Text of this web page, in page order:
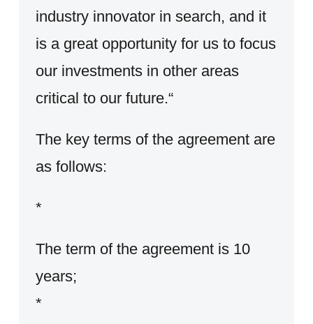
industry innovator in search, and it
is a great opportunity for us to focus
our investments in other areas
critical to our future.“
The key terms of the agreement are
as follows:
*
The term of the agreement is 10
years;
*